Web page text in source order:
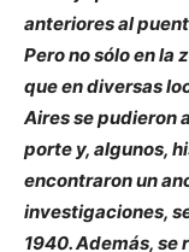
anteriores al
Pero no sólo en la
que en diversas
Aires se pudieron
porte y, algunos,
encontraron un
investigaciones,
1940. Además,